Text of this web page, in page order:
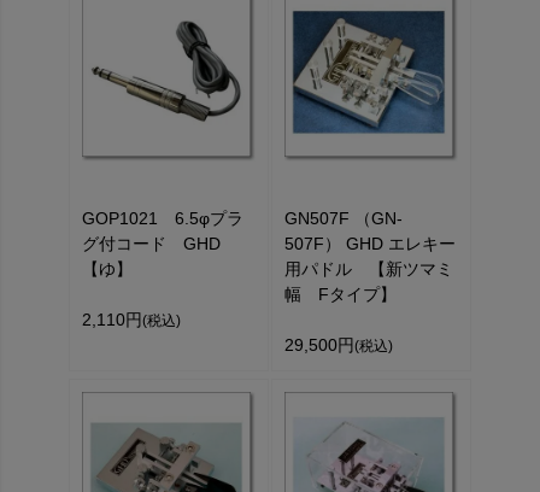
GOP1021 6.5φプラ
グ付コード GHD
【ゆ】
2,110円 (税込)
GN507F （GN-
507F） GHD エレキー
用パドル 【新ツマミ
幅 Fタイプ】
29,500円 (税込)